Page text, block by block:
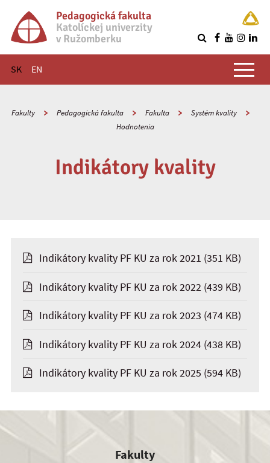
Pedagogická fakulta
Katolíckej univerzity
v Ružomberku
SK EN
Hlavné menu
Fakulty Pedagogická fakulta Fakulta
Systém kvality
Hodnotenia
Indikátory kvality
Indikátory kvality PF KU za rok 2021 (351 KB)
Indikátory kvality PF KU za rok 2022 (439 KB)
Indikátory kvality PF KU za rok 2023 (474 KB)
Indikátory kvality PF KU za rok 2024 (438 KB)
Indikátory kvality PF KU za rok 2025 (594 KB)
Fakulty